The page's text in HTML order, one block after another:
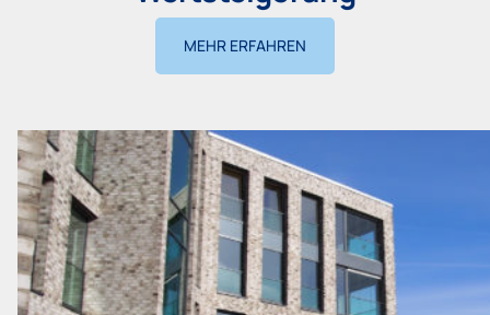
MEHR ERFAHREN